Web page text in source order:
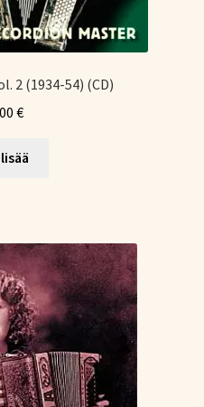
2 (1934-54) (CD)
€